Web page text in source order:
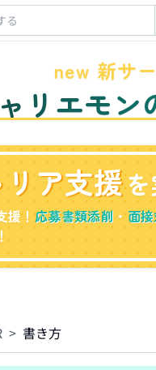
new 新サ
リエモン
ア支援
援！応募書類添削 ・面
> 書き方